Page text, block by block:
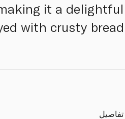
it a delightful
with crusty bread.
تفاصيل